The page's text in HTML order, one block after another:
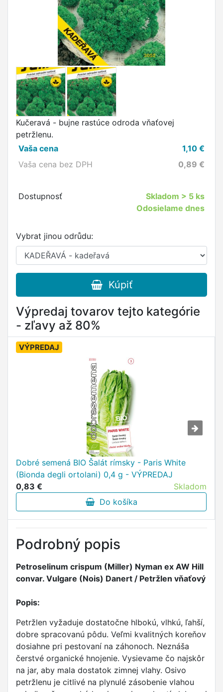
Kučeravá - bujne rastúce odroda vňaťovej
petržlenu.
Vaša cena
1,10 €
Vaša cena bez DPH
0,89 €
Dostupnosť Skladom > 5 ks
Odosielame dnes
Vybrat jinou odrůdu:
Kúpiť
Výpredaj tovarov tejto kategórie
- zľavy až 80%
VÝPREDAJ
Dobré semená BIO Šalát rímsky - Paris White
(Bionda degli ortolani) 0,4 g - VÝPREDAJ
0,83 €
Skladom
Do košíka
Podrobný popis
Petroselinum crispum (Miller) Nyman ex AW Hill
convar. Vulgare (Nois) Danert / Petržlen vňaťový
Popis:
Petržlen vyžaduje dostatočne hlbokú, vlhkú, ľahší,
dobre spracovanú pôdu. Veľmi kvalitných koreňov
dosiahne pri pestovaní na záhonoch. Neznáša
čerstvé organické hnojenie. Vysievame čo najskôr
na jar, aby mala dostatok zimnej vlahy. Osivo
petržlenu je citlivé na plynulé zásobenie vlahou